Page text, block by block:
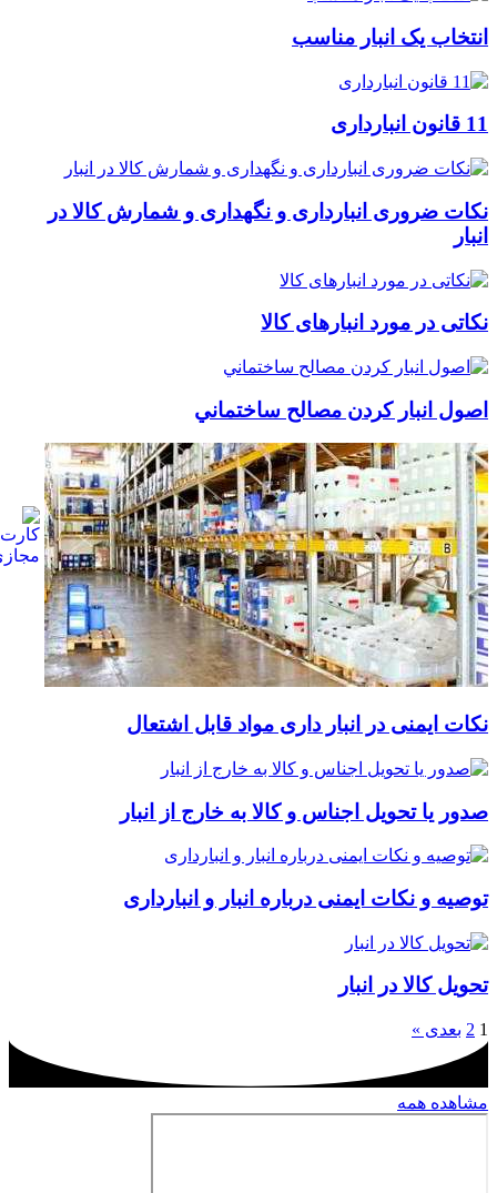
انتخاب یک انبار مناسب
11 قانون انبارداری
نکات ضروری انبارداری و نگهداری و شمارش کالا در
انبار
نکاتی در مورد انبارهای کالا
اصول انبار كردن مصالح ساختماني
نكات ايمنی در انبار داری مواد قابل اشتعال
صدور یا تحویل اجناس و کالا به خارج از انبار
توصیه و نکات ایمنی درباره انبار و انبارداری
تحویل کالا در انبار
1
2 بعدی »
مشاهده همه